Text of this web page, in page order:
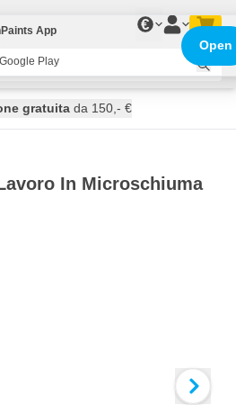
€
spedito oggi
gratuita da 150,- €
In Microschiuma
App
Play
Open